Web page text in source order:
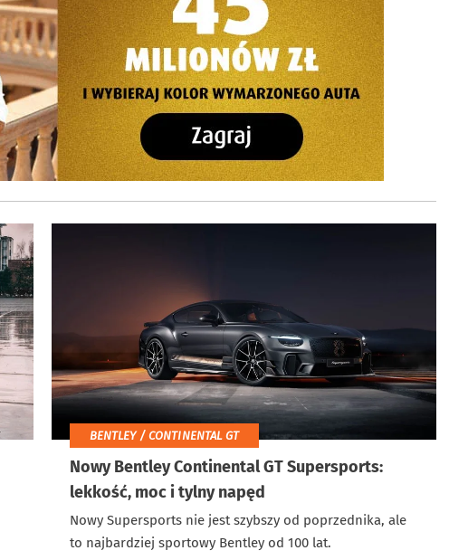
BENTLEY / CONTINENTAL GT
Nowy Bentley Continental GT Supersports:
lekkość, moc i tylny napęd
Nowy Supersports nie jest szybszy od poprzednika, ale
to najbardziej sportowy Bentley od 100 lat.